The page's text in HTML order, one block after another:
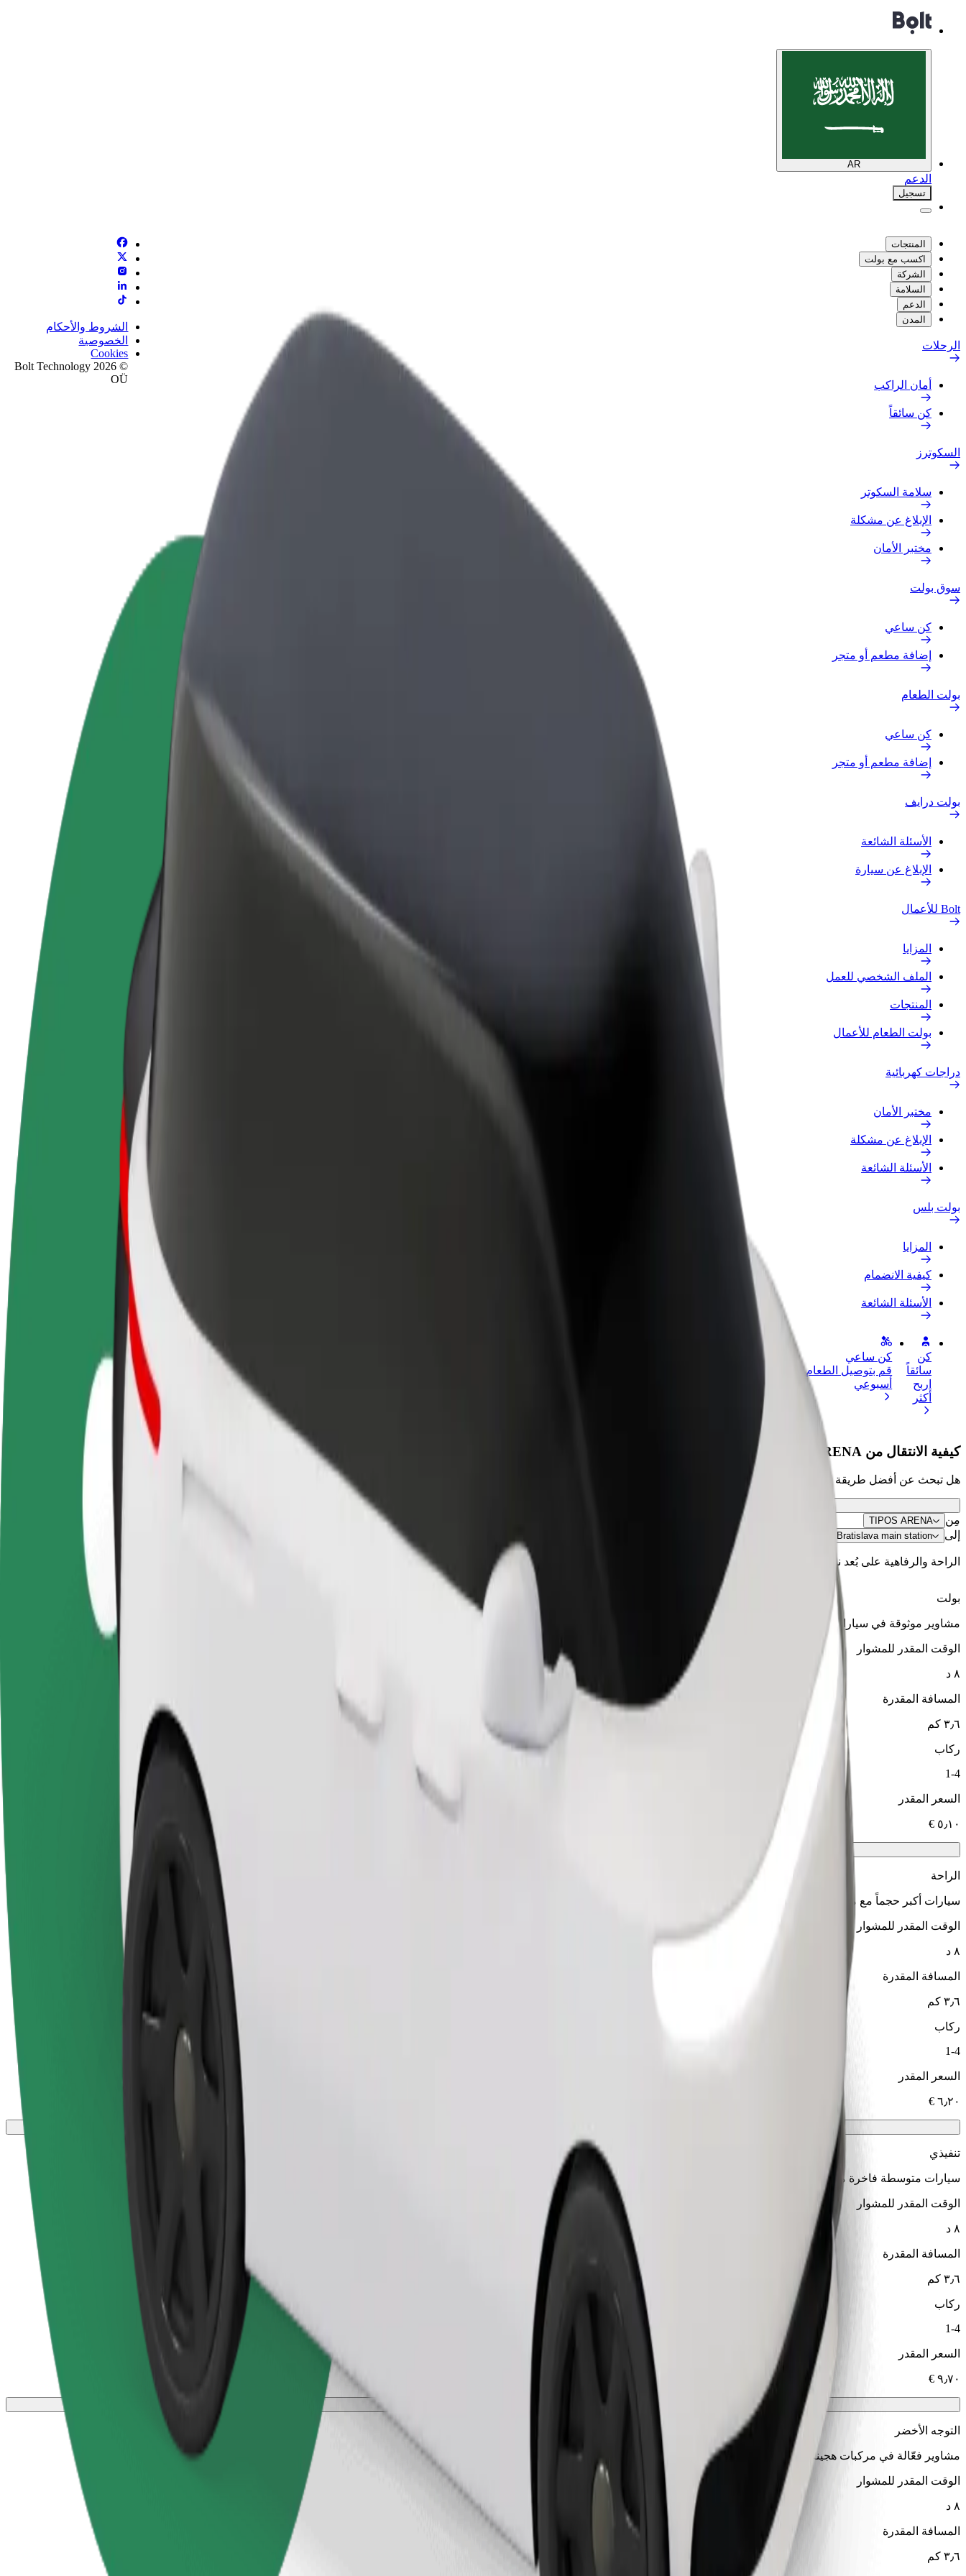
AR
الدعم
تسجيل
المنتجات
اكسب مع بولت
الشركة
السلامة
الدعم
المدن
الرحلات
أمان الراكب
كن سائقاً
السكوترز
سلامة السكوتر
الإبلاغ عن مشكلة
مختبر الأمان
سوق بولت
كن ساعي
إضافة مطعم أو متجر
بولت الطعام
كن ساعي
إضافة مطعم أو متجر
بولت درايف
الأسئلة الشائعة
الإبلاغ عن سيارة
Bolt للأعمال
المزايا
الملف الشخصي للعمل
المنتجات
بولت الطعام للأعمال
دراجات كهربائية
مختبر الأمان
الإبلاغ عن مشكلة
الأسئلة الشائعة
بولت بلس
المزايا
كيفية الانضمام
الأسئلة الشائعة
كن
سائقاً
اربح
أكثر
كن ساعي
قم بتوصيل الطعام واحصل على أجر
أسبوعي
منتجات وخدمات بولت تم تطويرها
الشروط والأحكام
الخصوصية
Cookies
© 2026 Bolt Technology
OÜ
كيفية الانتقال من TIPOS ARENA إلى Bratislava main station
هل تبحث عن أفضل طريقة للانتقال من TIPOS ARENA إلى Bratislava main station؟ اطّلع على خدماتنا واختر الأنسب لمشوارك.
مِن TIPOS ARENA
إلى Bratislava main station
الراحة والرفاهية على بُعد نقرات فقط!
بولت
مشاوير موثوقة في سيارات متوسطة الحجم ويومية.
الوقت المقدر للمشوار
٨ د
المسافة المقدرة
٣٫٦ كم
ركاب
1-4
السعر المقدر
الراحة
سيارات أكبر حجماً مع مساحة أكبر للأرجل والتخزين
الوقت المقدر للمشوار
٨ د
المسافة المقدرة
٣٫٦ كم
ركاب
1-4
السعر المقدر
تنفيذي
سيارات متوسطة فاخرة مع خدمات راقية
الوقت المقدر للمشوار
٨ د
المسافة المقدرة
٣٫٦ كم
ركاب
1-4
السعر المقدر
التوجه الأخضر
مشاوير فعّالة في مركبات هجينة وكهربائية
الوقت المقدر للمشوار
٨ د
المسافة المقدرة
٣٫٦ كم